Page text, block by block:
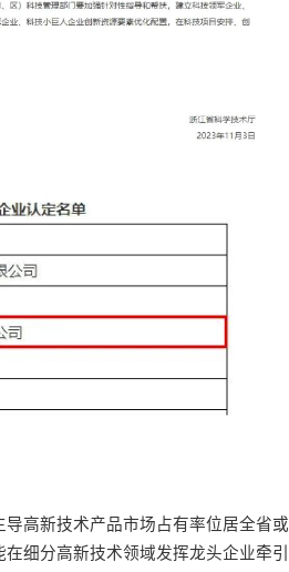
高新技术产品市场占有率位居全省
细分高新技术领域发挥龙头企业牵